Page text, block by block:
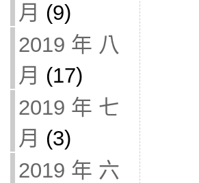
月 (9)
2019 年 八
月 (17)
2019 年 七
月 (3)
2019 年 六